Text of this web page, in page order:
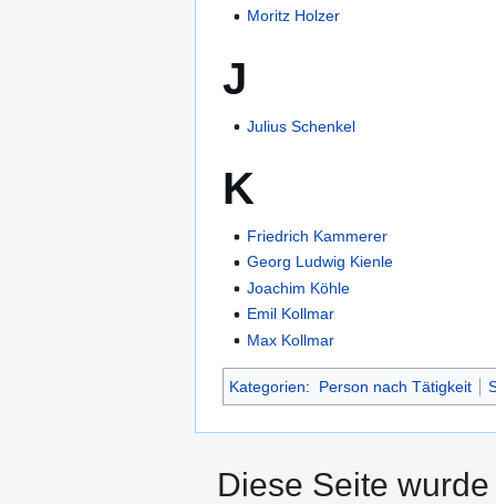
Moritz Holzer
J
Julius Schenkel
K
Friedrich Kammerer
Georg Ludwig Kienle
Joachim Köhle
Emil Kollmar
Max Kollmar
Kategorien: Person nach Tätigkeit
Diese Seite